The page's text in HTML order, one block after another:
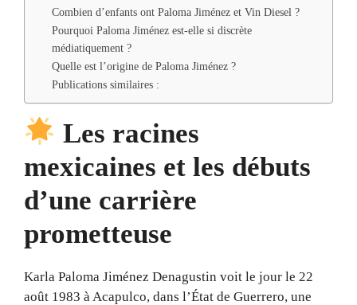
Combien d’enfants ont Paloma Jiménez et Vin Diesel ?
Pourquoi Paloma Jiménez est-elle si discrète
médiatiquement ?
Quelle est l’origine de Paloma Jiménez ?
Publications similaires :
Les racines
mexicaines et les débuts
d’une carrière
prometteuse
Karla Paloma Jiménez Denagustin voit le jour le 22
août 1983 à Acapulco, dans l’État de Guerrero, une